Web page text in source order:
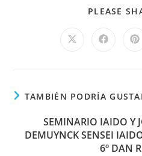
PLEASE
TAMBIÉN PODRÍA
SEMINARIO IAIDO Y
DEMUYNCK SENSEI
6º DAN